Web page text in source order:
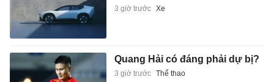
3 giờ trước Xe
Quang Hải có đáng phải dự bị?
3 giờ trước Thể thao